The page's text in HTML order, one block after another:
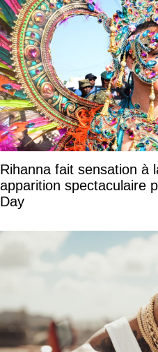
Rihanna fait sensation à
apparition spectaculaire
Day